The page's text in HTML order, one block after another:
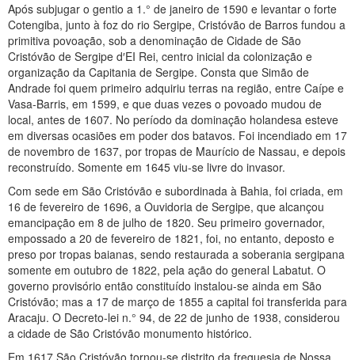
Após subjugar o gentio a 1.° de janeiro de 1590 e levantar o forte
Cotengiba, junto à foz do rio Sergipe, Cristóvão de Barros fundou a
primitiva povoação, sob a denominação de Cidade de São
Cristóvão de Sergipe d′EI Rei, centro inicial da colonização e
organização da Capitania de Sergipe. Consta que Simão de
Andrade foi quem primeiro adquiriu terras na região, entre Caípe e
Vasa-Barris, em 1599, e que duas vezes o povoado mudou de
local, antes de 1607. No período da dominação holandesa esteve
em diversas ocasiões em poder dos batavos. Foi incendiado em 17
de novembro de 1637, por tropas de Maurício de Nassau, e depois
reconstruído. Somente em 1645 viu-se livre do invasor.
Com sede em São Cristóvão e subordinada à Bahia, foi criada, em
16 de fevereiro de 1696, a Ouvidoria de Sergipe, que alcançou
emancipação em 8 de julho de 1820. Seu primeiro governador,
empossado a 20 de fevereiro de 1821, foi, no entanto, deposto e
preso por tropas baianas, sendo restaurada a soberania sergipana
somente em outubro de 1822, pela ação do general Labatut. O
governo provisório então constituído instalou-se ainda em São
Cristóvão; mas a 17 de março de 1855 a capital foi transferida para
Aracaju. O Decreto-lei n.° 94, de 22 de junho de 1938, considerou
a cidade de São Cristóvão monumento histórico.
Em 1617 São Cristóvão tornou-se distrito da freguesia de Nossa